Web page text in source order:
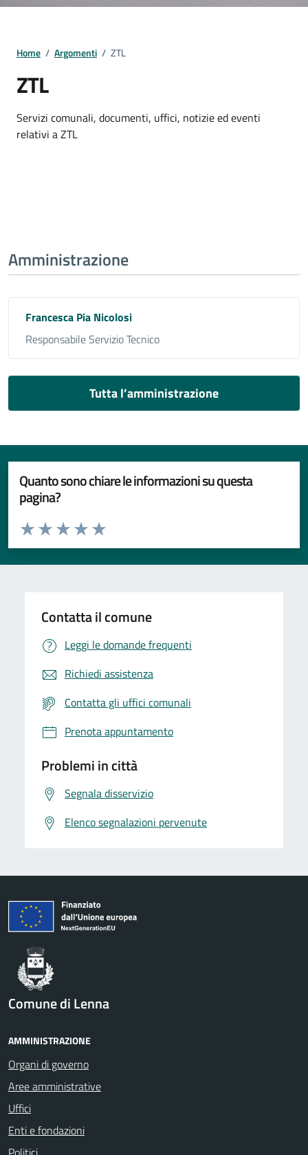
Home / Argomenti / ZTL
ZTL
Dettagli della notizia
Servizi comunali, documenti, uffici, notizie ed eventi
relativi a ZTL
Amministrazione
Francesca Pia Nicolosi
Responsabile Servizio Tecnico
Tutta l’amministrazione
Quanto sono chiare le informazioni su questa
pagina?
Valuta da 1 a 5 stelle la pagina
Valuta 5 stelle su 5
Valuta 4 stelle su 5
Valuta 3 stelle su 5
Valuta 2 stelle su 5
Valuta 1 stelle su 5
Contatta il comune
Leggi le domande frequenti
Richiedi assistenza
Contatta gli uffici comunali
Prenota appuntamento
Problemi in città
Segnala disservizio
Elenco segnalazioni pervenute
Comune di Lenna
AMMINISTRAZIONE
Organi di governo
Aree amministrative
Uffici
Enti e fondazioni